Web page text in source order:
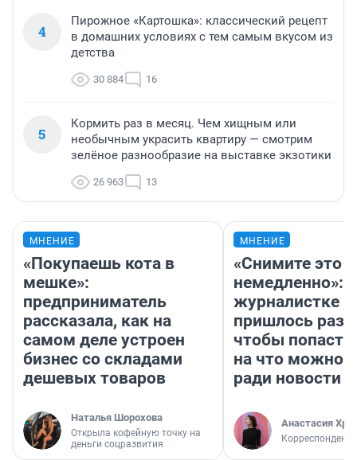
4
Пирожное «Картошка»: классический рецепт
в домашних условиях с тем самым вкусом из
детства
30 884 16
5
Кормить раз в месяц. Чем хищным или
необычным украсить квартиру — смотрим
зелёное разнообразие на выставке экзотики
26 963 13
МНЕНИЕ
«Покупаешь кота в
мешке»:
предприниматель
рассказала, как на
самом деле устроен
бизнес со складами
дешевых товаров
Наталья Шорохова
Открыла кофейную точку на
деньги соцразвития
МНЕНИЕ
«Снимите это
немедленно»:
журналистке
пришлось
чтобы попасть
на что можно
ради новости
Анастасия
Корреспондент